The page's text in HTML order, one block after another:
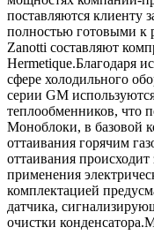
поставляются клиенту
полностью готовыми к
Zanotti составляют
Hermetique.Благодаря
сфере холодильного
серии GM
теплообменников, что
Моноблоки, в базовой
оттаивания горячим
оттаивания происходит
применения
комплектацией
датчика,
очистки